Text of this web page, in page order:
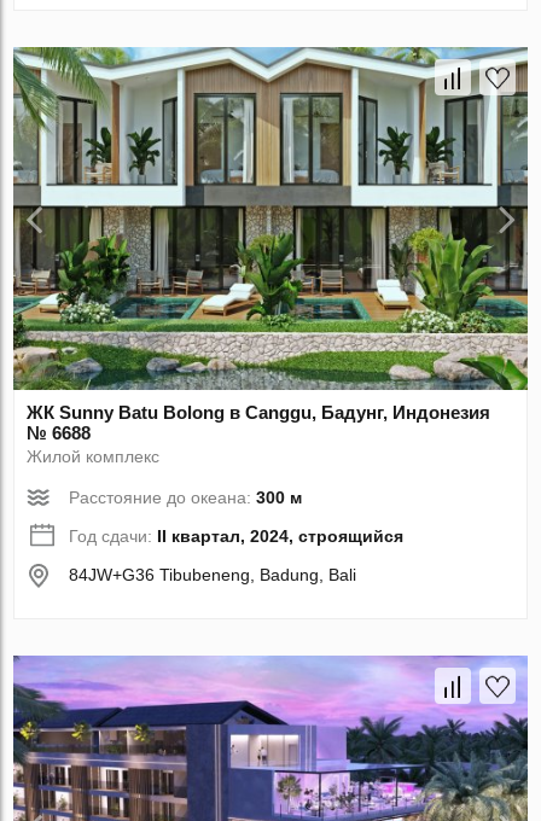
ЖК Sunny Batu Bolong в Canggu, Бадунг, Индонезия
№ 6688
Жилой комплекс
Расстояние до океана:300 м
Год сдачи: II квартал, 2024, строящийся
84JW+G36 Tibubeneng, Badung, Bali